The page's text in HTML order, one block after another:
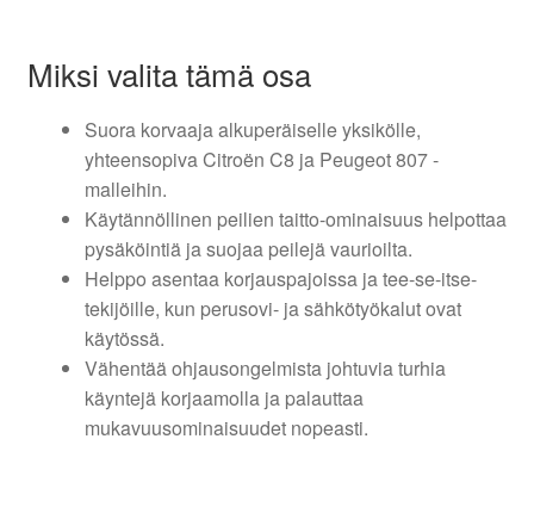
Miksi valita tämä osa
Suora korvaaja alkuperäiselle yksikölle,
yhteensopiva Citroën C8 ja Peugeot 807 -
malleihin.
Käytännöllinen peilien taitto-ominaisuus helpottaa
pysäköintiä ja suojaa peilejä vaurioilta.
Helppo asentaa korjauspajoissa ja tee-se-itse-
tekijöille, kun perusovi- ja sähkötyökalut ovat
käytössä.
Vähentää ohjausongelmista johtuvia turhia
käyntejä korjaamolla ja palauttaa
mukavuusominaisuudet nopeasti.